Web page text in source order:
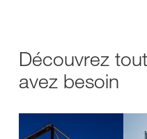
Découvrez
avez besoin